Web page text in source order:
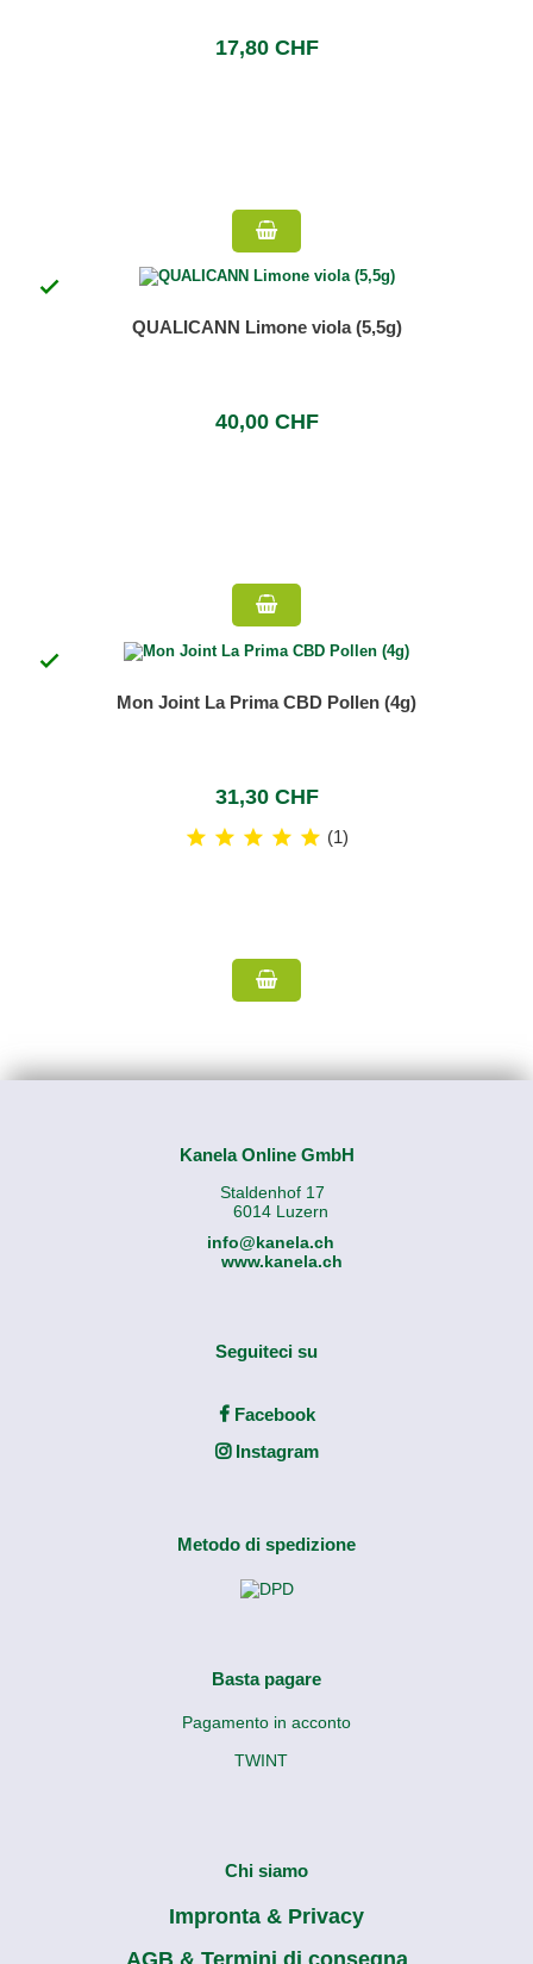
17,80 CHF

QUALICANN Limone viola (5,5g)
40,00 CHF

Mon Joint La Prima CBD Pollen (4g)
31,30 CHF
(1)
Kanela Online GmbH
Staldenhof 17
6014 Luzern
info@kanela.ch
www.kanela.ch
Seguiteci su
Facebook
Instagram
Metodo di spedizione
Basta pagare
Pagamento in acconto
TWINT
Chi siamo
Impronta & Privacy